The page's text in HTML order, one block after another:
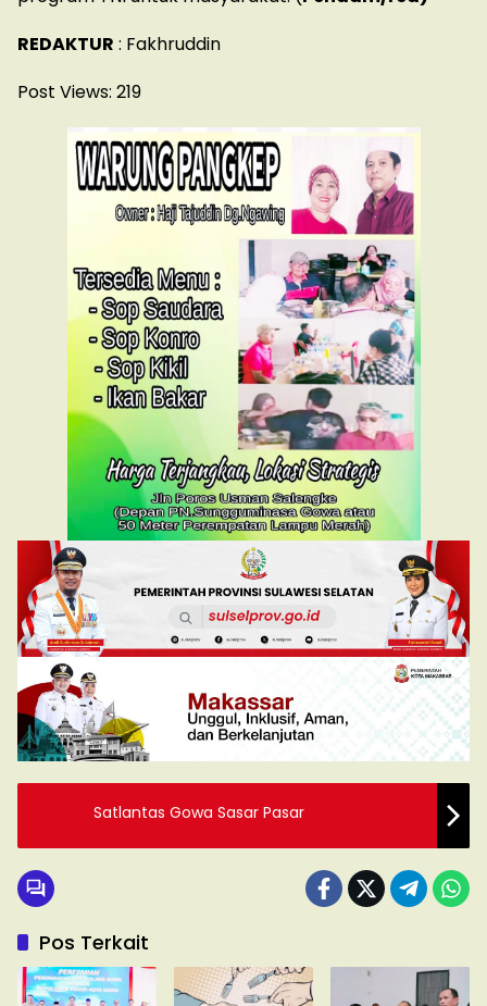
REDAKTUR : Fakhruddin
Post Views: 219
Satlantas Gowa Sasar Pasar
Pos Terkait